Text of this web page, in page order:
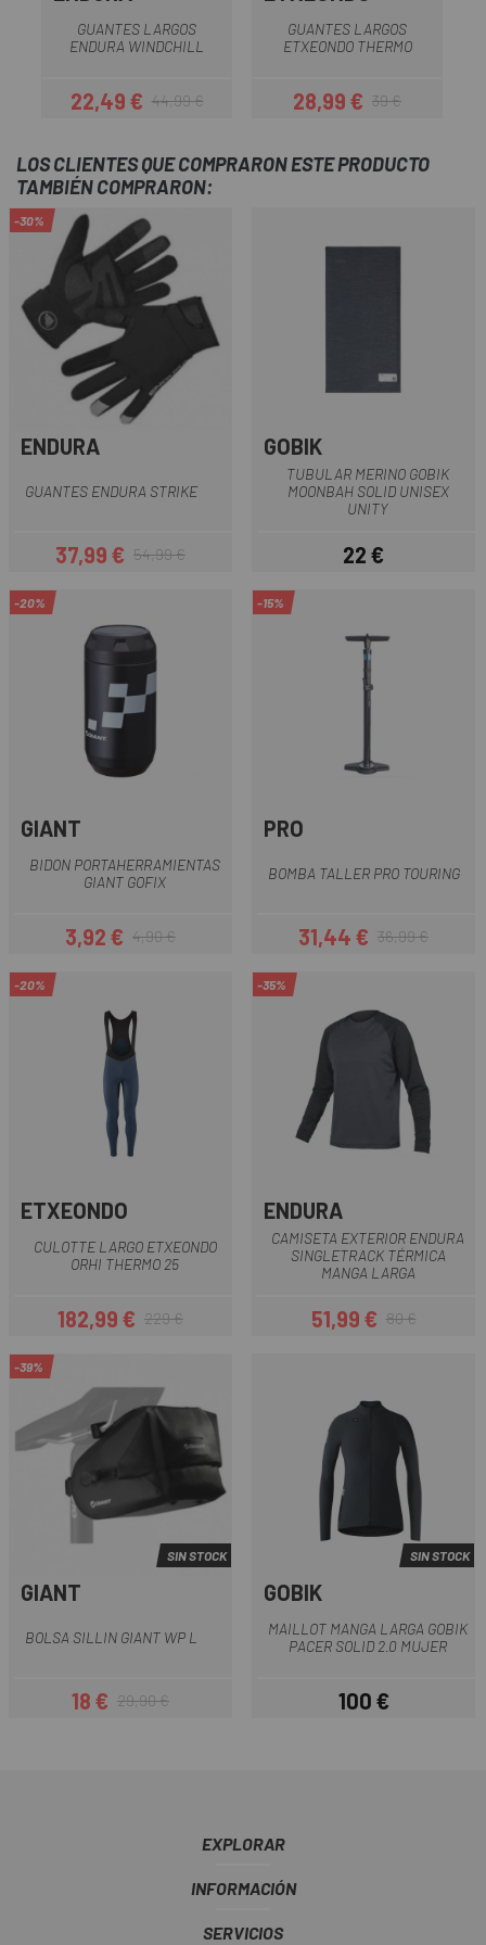
GUANTES LARGOS
ENDURA WINDCHILL
Precio
22,49 €Precio regular
44,99 €
GUANTES LARGOS
ETXEONDO THERMO
Precio
28,99 €Precio regular
39 €
LOS CLIENTES QUE COMPRARON ESTE PRODUCTO
TAMBIÉN COMPRARON:
-30%
ENDURA
GUANTES ENDURA STRIKE
Precio
37,99 €Precio regular
54,99 €
GOBIK
TUBULAR MERINO GOBIK
MOONBAH SOLID UNISEX
UNITY
Precio
22 €
-20%
GIANT
BIDON PORTAHERRAMIENTAS
GIANT GOFIX
Precio
3,92 €Precio regular
4,90 €
-15%
PRO
BOMBA TALLER PRO TOURING
Precio
31,44 €Precio regular
36,99 €
-20%
ETXEONDO
CULOTTE LARGO ETXEONDO
ORHI THERMO 25
Precio
182,99 €Precio regular
229 €
-35%
ENDURA
CAMISETA EXTERIOR ENDURA
SINGLETRACK TÉRMICA
MANGA LARGA
Precio
51,99 €Precio regular
80 €
-39%
SIN STOCK
GIANT
BOLSA SILLIN GIANT WP L
Precio
18 € Precio regular
29,90 €
SIN STOCK
GOBIK
MAILLOT MANGA LARGA GOBIK
PACER SOLID 2.0 MUJER
Precio
100 €
EXPLORAR
INFORMACIÓN
SERVICIOS